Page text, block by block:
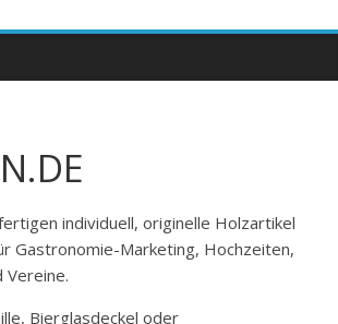
individuell, originelle Holzartikel
Gastronomie-Marketing, Hochzeiten,
Vereine.
Bierglasdeckel oder